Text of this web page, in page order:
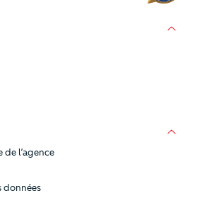
l’agence
données